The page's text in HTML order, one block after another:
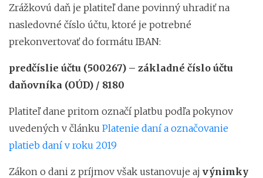
Zrážkovú daň je platiteľ dane povinný uhradiť na
nasledovné číslo účtu, ktoré je potrebné
prekonvertovať do formátu IBAN:
predčíslie účtu (500267) – základné číslo účtu
daňovníka (OÚD) / 8180
Platiteľ dane pritom označí platbu podľa pokynov
uvedených v článku Platenie daní a označovanie
platieb daní v roku 2019
Zákon o dani z príjmov však ustanovuje aj výnimky